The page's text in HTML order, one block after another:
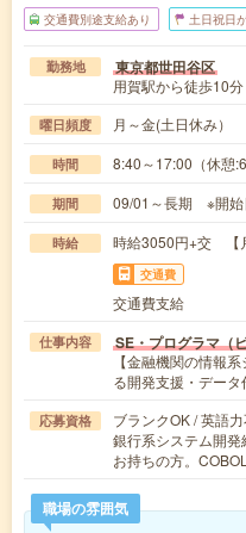
交通費別途支給あり 土日祝日
勤務地 東京都世田谷区
用賀駅から徒歩10分
曜日頻度 月～金(土日休み）
時間 8:40～17:00（休憩
期間 09/01～長期 ※開始
時給 時給3050円+交 【
交通費
交通費支給
仕事内容 SE・プログラマ（
【金融機関の情報
る開発支援・デー
応募資格
ブランクOK / 英語
銀行系システム開
お持ちの方。
職場の雰囲気